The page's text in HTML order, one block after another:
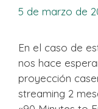
5 de marzo de
En el caso de
nos hace
proyección
streaming 2